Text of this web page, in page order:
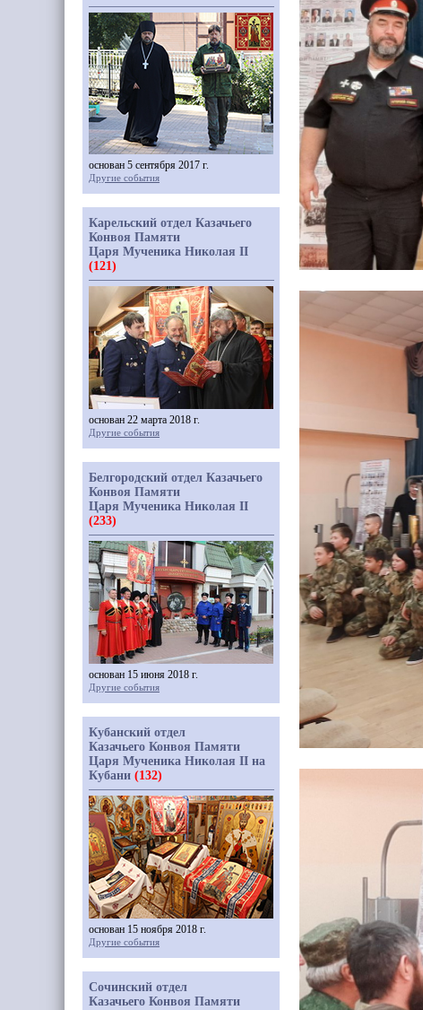
основан 5 сентября 2017 г.
Другие события
Карельский отдел Казачьего
Конвоя Памяти
Царя Мученика Николая II
(121)
основан 22 марта 2018 г.
Другие события
Белгородский отдел Казачьего
Конвоя Памяти
Царя Мученика Николая II
(233)
основан 15 июня 2018 г.
Другие события
Кубанский отдел
Казачьего Конвоя Памяти
Царя Мученика Николая II на
Кубани (132)
основан 15 ноября 2018 г.
Другие события
Сочинский отдел
Казачьего Конвоя Памяти